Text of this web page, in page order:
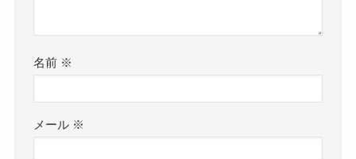
名前 ※
メール ※